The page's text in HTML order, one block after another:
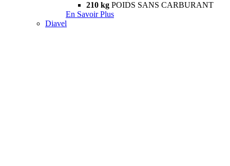
210 kg POIDS SANS CARBURANT
En Savoir Plus
Diavel